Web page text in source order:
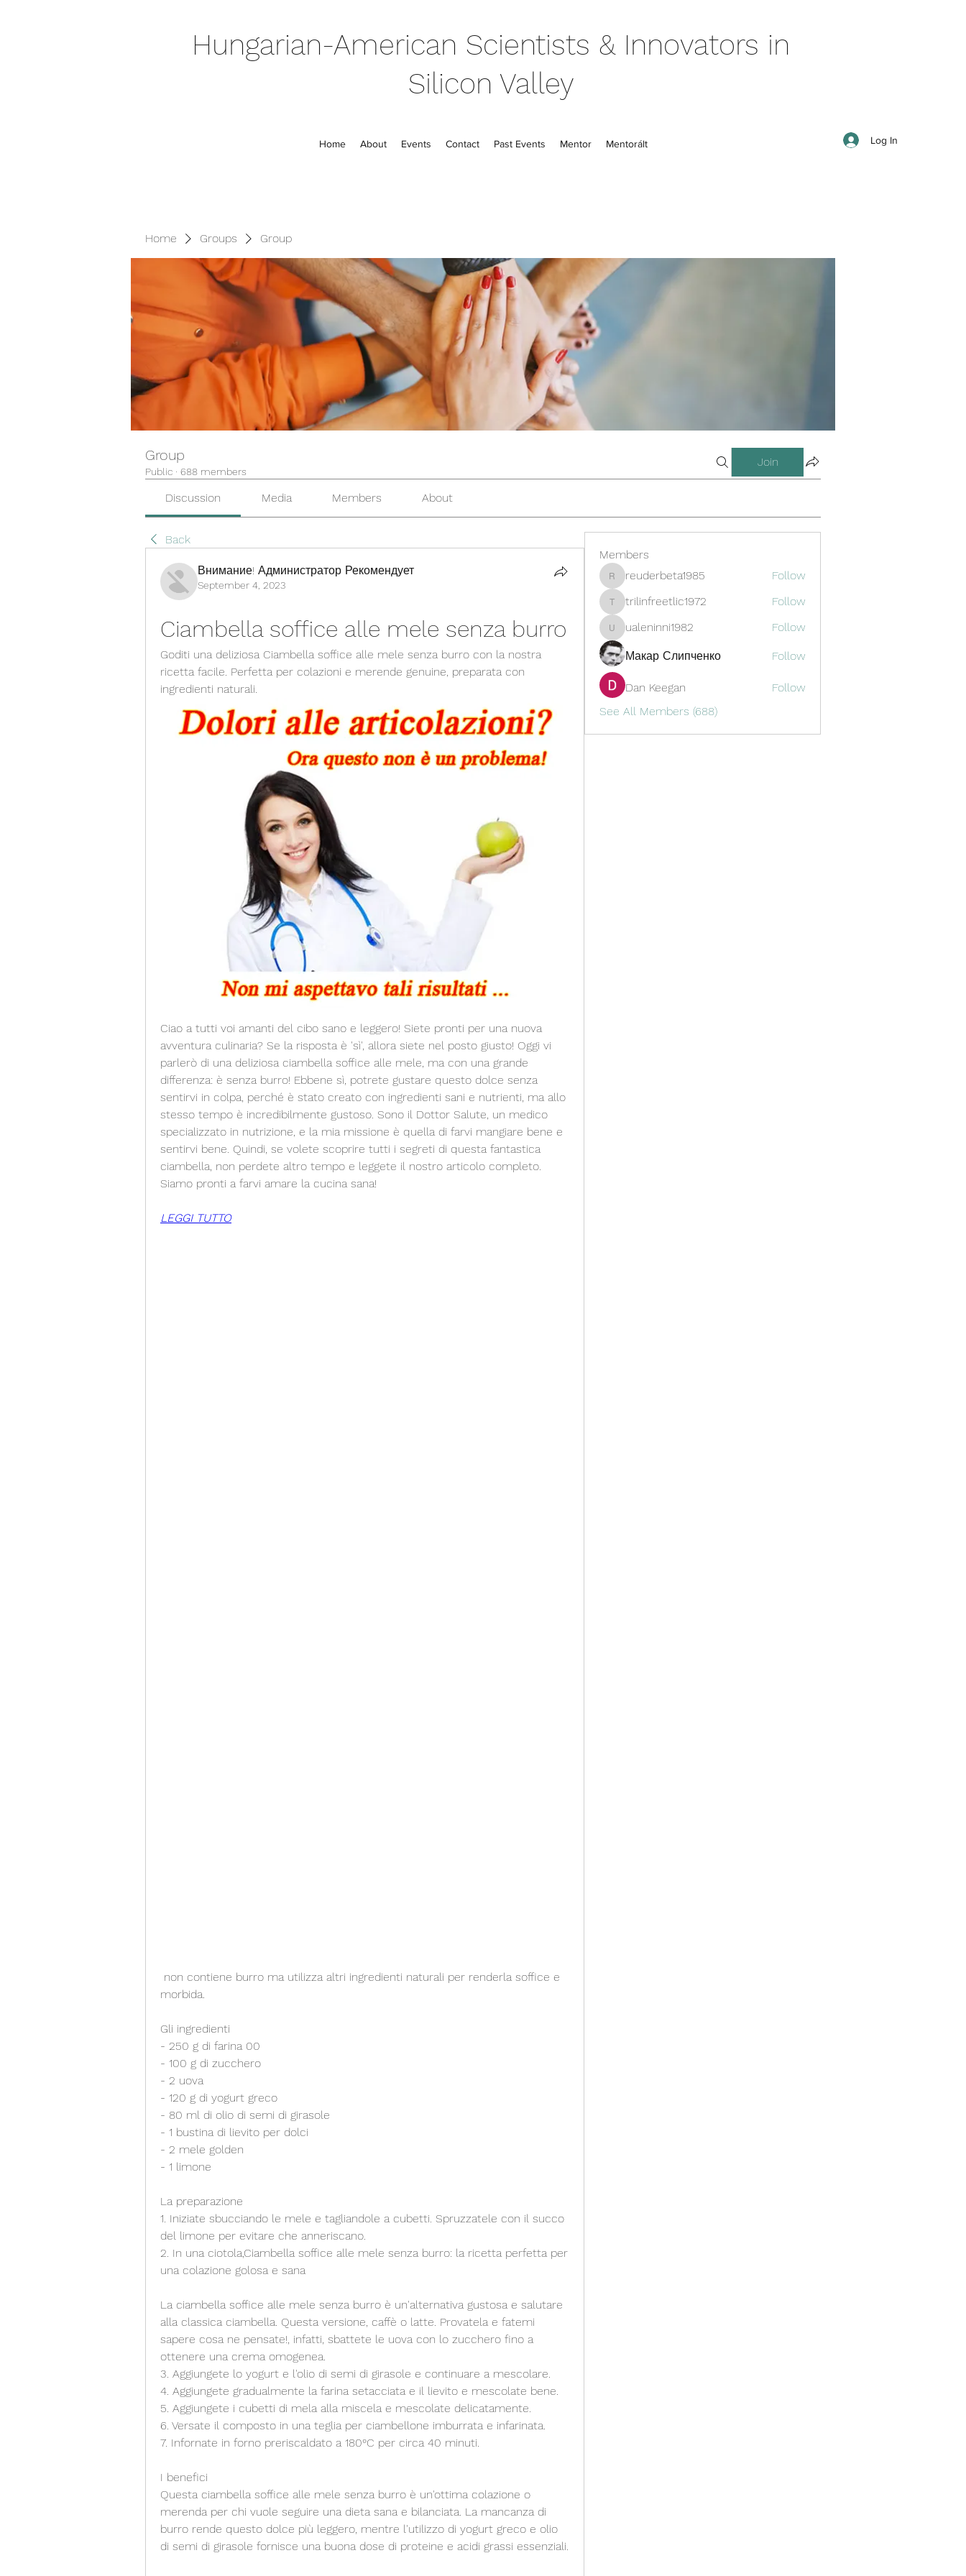
Hungarian-American Scientists & Innovators in
Silicon Valley
Home About Events Contact Past Events Mentor Mentorált Log In
Home Groups Group
Group
Public · 688 members
Join
Discussion Media Members About
Back
Внимание! Администратор Рекомендует
September 4, 2023
Ciambella soffice alle mele senza burro
Goditi una deliziosa Ciambella soffice alle mele senza burro con la nostra
ricetta facile. Perfetta per colazioni e merende genuine, preparata con
ingredienti naturali.
Ciao a tutti voi amanti del cibo sano e leggero! Siete pronti per una nuova
avventura culinaria? Se la risposta è 'sì', allora siete nel posto giusto! Oggi vi
parlerò di una deliziosa ciambella soffice alle mele, ma con una grande
differenza: è senza burro! Ebbene sì, potrete gustare questo dolce senza
sentirvi in colpa, perché è stato creato con ingredienti sani e nutrienti, ma allo
stesso tempo è incredibilmente gustoso. Sono il Dottor Salute, un medico
specializzato in nutrizione, e la mia missione è quella di farvi mangiare bene e
sentirvi bene. Quindi, se volete scoprire tutti i segreti di questa fantastica
ciambella, non perdete altro tempo e leggete il nostro articolo completo.
Siamo pronti a farvi amare la cucina sana!
LEGGI TUTTO
morbida.
Gli ingredienti
- 250 g di farina 00
- 100 g di zucchero
- 2 uova
- 120 g di yogurt greco
- 80 ml di olio di semi di girasole
- 1 bustina di lievito per dolci
- 2 mele golden
- 1 limone
La preparazione
1. Iniziate sbucciando le mele e tagliandole a cubetti. Spruzzatele con il succo
del limone per evitare che anneriscano.
2. In una ciotola,Ciambella soffice alle mele senza burro: la ricetta perfetta per
una colazione golosa e sana
La ciambella soffice alle mele senza burro è un'alternativa gustosa e salutare
alla classica ciambella. Questa versione, caffè o latte. Provatela e fatemi
sapere cosa ne pensate!, infatti, sbattete le uova con lo zucchero fino a
ottenere una crema omogenea.
3. Aggiungete lo yogurt e l'olio di semi di girasole e continuare a mescolare.
4. Aggiungete gradualmente la farina setacciata e il lievito e mescolate bene.
5. Aggiungete i cubetti di mela alla miscela e mescolate delicatamente.
6. Versate il composto in una teglia per ciambellone imburrata e infarinata.
7. Infornate in forno preriscaldato a 180°C per circa 40 minuti.
I benefici
Questa ciambella soffice alle mele senza burro è un'ottima colazione o
merenda per chi vuole seguire una dieta sana e bilanciata. La mancanza di
burro rende questo dolce più leggero, mentre l'utilizzo di yogurt greco e olio
di semi di girasole fornisce una buona dose di proteine e acidi grassi essenziali.
Members
reuderbeta1985
reuderbeta1985 Follow
trilinfreetlic1972
trilinfreetlic1972 Follow
ualeninni1982
ualeninni1982 Follow
Макар Слипченко Follow
Dan Keegan
Follow
See All Members (688)